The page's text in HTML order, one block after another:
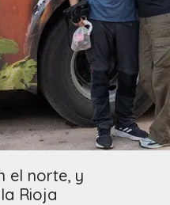
el norte, y
Rioja